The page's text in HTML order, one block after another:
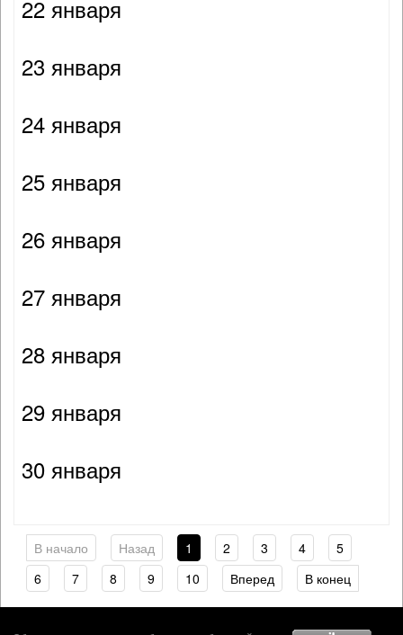
22 января
23 января
24 января
25 января
26 января
27 января
28 января
29 января
30 января
В начало Назад 1 2 3 4
5
6
7 8 9 10 Вперед В конец